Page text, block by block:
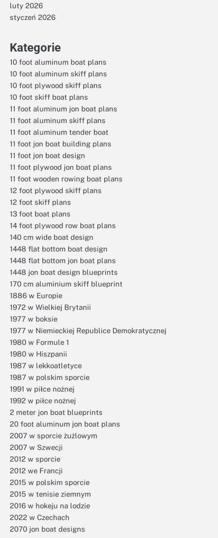
luty 2026
styczeń 2026
Kategorie
10 foot aluminum boat plans
10 foot aluminum skiff plans
10 foot plywood skiff plans
10 foot skiff boat plans
11 foot aluminum jon boat plans
11 foot aluminum skiff plans
11 foot aluminum tender boat
11 foot jon boat building plans
11 foot jon boat design
11 foot plywood jon boat plans
11 foot wooden rowing boat plans
12 foot plywood skiff plans
12 foot skiff plans
13 foot boat plans
14 foot plywood row boat plans
140 cm wide boat design
1448 flat bottom boat design
1448 flat bottom jon boat plans
1448 jon boat design blueprints
170 cm aluminium skiff blueprint
1886 w Europie
1972 w Wielkiej Brytanii
1977 w boksie
1977 w Niemieckiej Republice Demokratycznej
1980 w Formule 1
1980 w Hiszpanii
1987 w lekkoatletyce
1987 w polskim sporcie
1991 w piłce nożnej
1992 w piłce nożnej
2 meter jon boat blueprints
20 foot aluminum jon boat plans
2007 w sporcie żużlowym
2007 w Szwecji
2012 w sporcie
2012 we Francji
2015 w polskim sporcie
2015 w tenisie ziemnym
2016 w hokeju na lodzie
2022 w Czechach
2070 jon boat designs